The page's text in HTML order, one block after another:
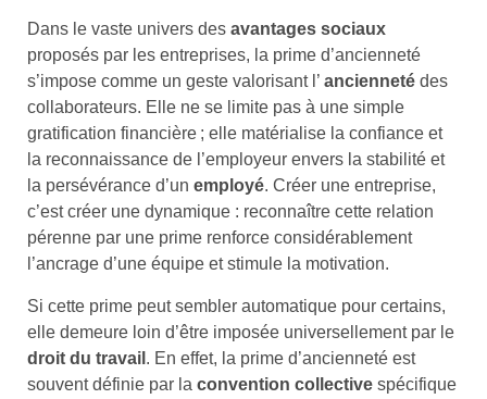
Dans le vaste univers des avantages sociaux
proposés par les entreprises, la prime d’ancienneté
s’impose comme un geste valorisant l’ ancienneté des
collaborateurs. Elle ne se limite pas à une simple
gratification financière ; elle matérialise la confiance et
la reconnaissance de l’employeur envers la stabilité et
la persévérance d’un employé. Créer une entreprise,
c’est créer une dynamique : reconnaître cette relation
pérenne par une prime renforce considérablement
l’ancrage d’une équipe et stimule la motivation.
Si cette prime peut sembler automatique pour certains,
elle demeure loin d’être imposée universellement par le
droit du travail . En effet, la prime d’ancienneté est
souvent définie par la convention collective spécifique